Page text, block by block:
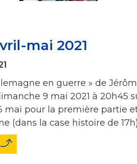
mai 2021
en guerre » de
9 mai 2021 à 20h45
mai pour la première partie
(dans la case histoire de